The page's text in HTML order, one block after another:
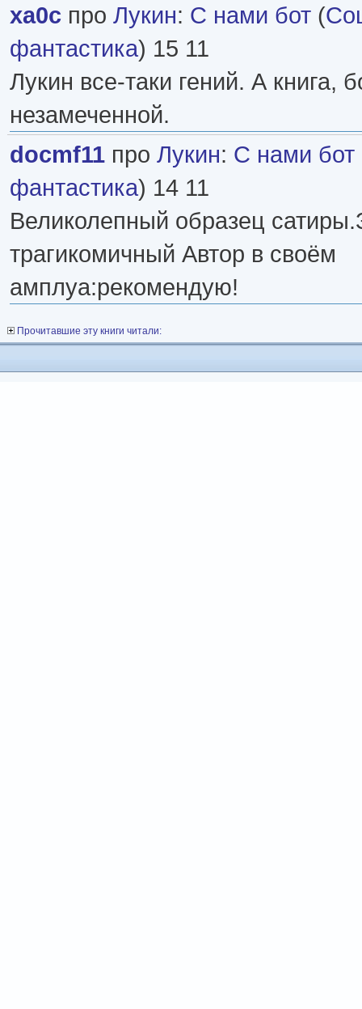
xa0c про Лукин: С нами бот (
фантастика) 15 11
Лукин все-таки гений. А книга,
незамеченной.
docmf11 про Лукин: С нами бот
фантастика) 14 11
Великолепный образец
трагикомичный Автор в своём
амплуа:рекомендую!
Прочитавшие эту книги читали: